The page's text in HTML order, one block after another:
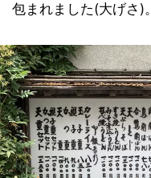
包まれました(大げさ)。